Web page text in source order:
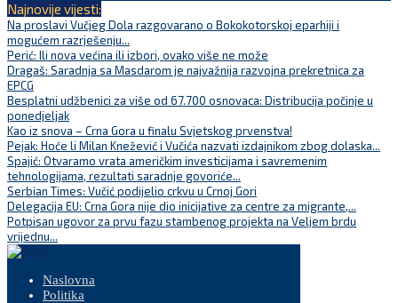
Najnovije vijesti:
Na proslavi Vučjeg Dola razgovarano o Bokokotorskoj eparhiji i
mogućem razrješenju...
Perić: Ili nova većina ili izbori, ovako više ne može
Dragaš: Saradnja sa Masdarom je najvažnija razvojna prekretnica za
EPCG
Besplatni udžbenici za više od 67.700 osnovaca: Distribucija počinje u
ponedjeljak
Kao iz snova – Crna Gora u finalu Svjetskog prvenstva!
Pejak: Hoće li Milan Knežević i Vučića nazvati izdajnikom zbog dolaska...
Spajić: Otvaramo vrata američkim investicijama i savremenim
tehnologijama, rezultati saradnje govoriće...
Serbian Times: Vučić podijelio crkvu u Crnoj Gori
Delegacija EU: Crna Gora nije dio inicijative za centre za migrante,...
Potpisan ugovor za prvu fazu stambenog projekta na Veljem brdu
vrijednu...
Naslovna
Politika